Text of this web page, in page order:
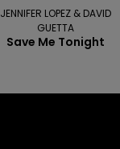
JENNIFER LOPEZ & DAVID
GUETTA
Save Me Tonight